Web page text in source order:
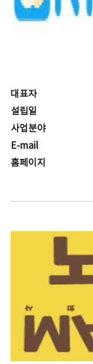
대표자
설립일
사업분야
E-mail
홈페이지